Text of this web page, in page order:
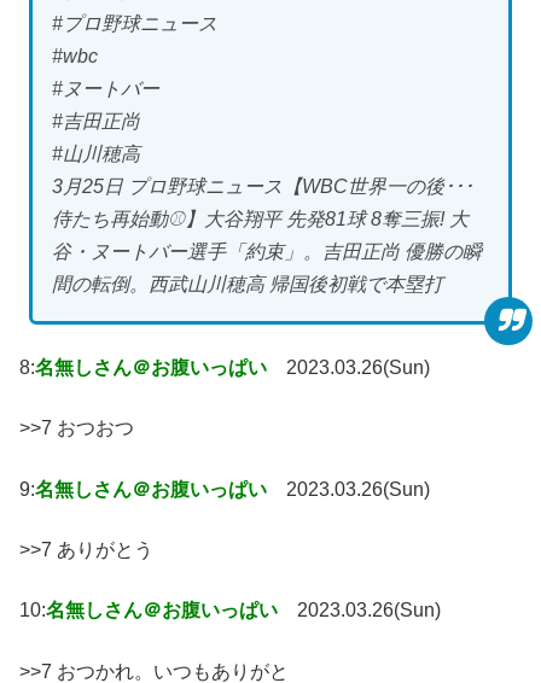
#プロ野球ニュース
#wbc
#ヌートバー
#吉田正尚
#山川穂高
3月25日 プロ野球ニュース【WBC世界一の後･･･
侍たち再始動⚾】大谷翔平 先発81球 8奪三振! 大
谷・ヌートバー選手「約束」。吉田正尚 優勝の瞬
間の転倒。西武山川穂高 帰国後初戦で本塁打
8:名無しさん＠お腹いっぱい 2023.03.26(Sun)
>>7 おつおつ
9:名無しさん＠お腹いっぱい 2023.03.26(Sun)
>>7 ありがとう
10:名無しさん＠お腹いっぱい 2023.03.26(Sun)
>>7 おつかれ。いつもありがと